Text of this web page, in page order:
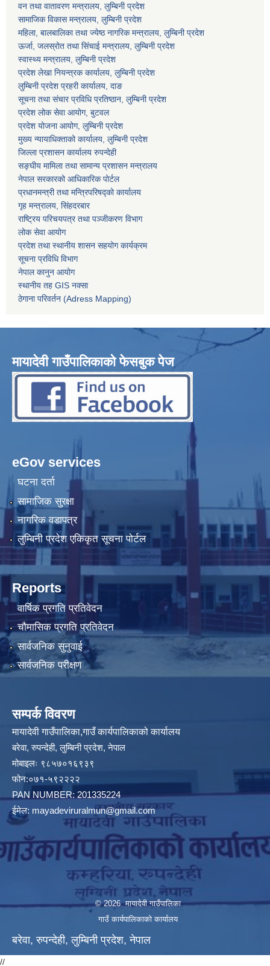
वन तथा वातावरण मन्त्रालय, लुम्बिनी प्रदेश
सामाजिक विकास मन्त्रालय, लुम्बिनी प्रदेश
महिला, बालबालिका तथा ज्येष्ठ नागरिक मन्त्रालय, लुम्बिनी प्रदेश
ऊर्जा, जलस्रोत तथा सिंचाई मन्त्रालय, लुम्बिनी प्रदेश
स्वास्थ्य मन्त्रालय, लुम्बिनी प्रदेश
प्रदेश लेखा नियन्त्रक कार्यालय, लुम्बिनी प्रदेश
लुम्बिनी प्रदेश प्रहरी कार्यालय, दाङ
सूचना तथा संचार प्रविधि प्रतिष्ठान, लुम्बिनी प्रदेश
प्रदेश लोक सेवा आयोग, बुटवल
प्रदेश योजना आयोग, लुम्बिनी प्रदेश
मुख्य न्यायाधिक्ताको कार्यालय, लुम्बिनी प्रदेश
जिल्ला प्रशासन कार्यालय रुपन्देही
सङ्घीय मामिला तथा सामान्य प्रशासन मन्त्रालय
नेपाल सरकारको आधिकारिक पोर्टल
प्रधानमन्त्री तथा मन्त्रिपरिषद्को कार्यालय
गृह मन्त्रालय, सिंहदरबार
राष्ट्रिय परिचयपत्र तथा पञ्जीकरण विभाग
लोक सेवा आयोग
प्रदेश तथा स्थानीय शासन सहयोग कार्यक्रम
सूचना प्रविधि विभाग
नेपाल कानुन आयोग
स्थानीय तह GIS नक्सा
ठेगाना परिवर्तन (Adress Mapping)
मायादेवी गाउँपालिकाको फेसबुक पेज
eGov services
घटना दर्ता
सामाजिक सुरक्षा
नागरिक वडापत्र
लुम्बिनी प्रदेश एकिकृत सूचना पोर्टल
Reports
वार्षिक प्रगति प्रतिवेदन
चौमासिक प्रगति प्रतिवेदन
सार्वजनिक सुनुवाई
सार्वजनिक परीक्षण
सम्पर्क विवरण
मायादेवी गाउँपालिका,गाउँ कार्यपालिकाको कार्यालय
बरेवा, रुपन्देही, लुम्बिनी प्रदेश, नेपाल
मोबाइलः ९८५७०१६९३९
फोन:०७१-५९२२२२
PAN NUMBER: 201335224
ईमेल: mayadeviruralmun@gmail.com
© 2026 मायादेवी गाउँपालिका
गाउँ कार्यपालिकाको कार्यालय
बरेवा, रुपन्देही, लुम्बिनी प्रदेश, नेपाल
//